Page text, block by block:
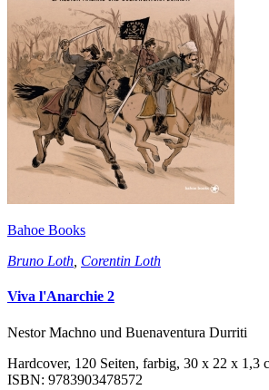
Bahoe Books
Bruno Loth Corentin Loth
Viva l'Anarchie 2
Nestor Machno und Buenaventura Durriti
Hardcover, 120 Seiten, farbig, 30 x 22 x 1,3
ISBN: 9783903478572